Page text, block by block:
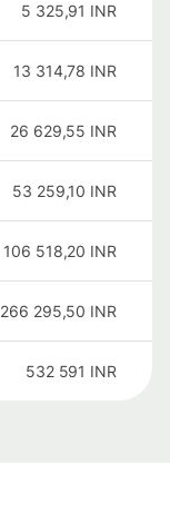
5 325,91 INR
13 314,78 INR
26 629,55 INR
53 259,10 INR
106 518,20 INR
266 295,50 INR
532 591 INR